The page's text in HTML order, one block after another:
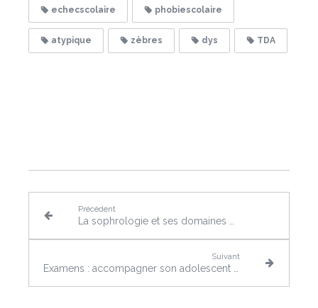
echecscolaire phobiescolaire
atypique zèbres dys TDA
Précédent
Suivant